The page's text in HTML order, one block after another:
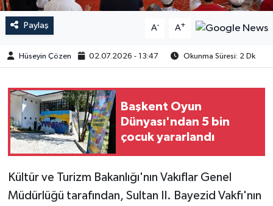
Paylaş A- A+
Hüseyin Çözen 02.07.2026 - 13:47 Okunma Süresi: 2 Dk
Başkent Oyun
Dünyası'ndan 5 bin
çocuk yararlandı
Kültür ve Turizm Bakanlığı'nın Vakıflar Genel
Müdürlüğü tarafından, Sultan II. Bayezid Vakfı'nın